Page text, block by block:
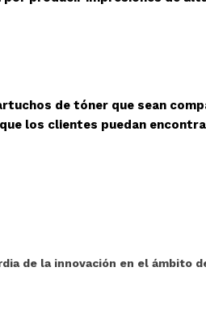
de tóner que sean
los clientes puedan
de la innovación en el ámbito